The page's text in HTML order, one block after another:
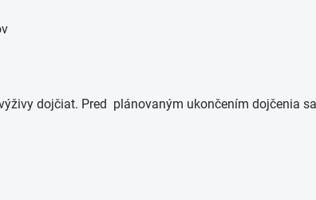
dojčiat. Pred plánovaným ukončením dojčenia